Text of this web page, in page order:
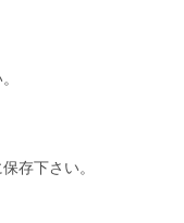
存下さい。